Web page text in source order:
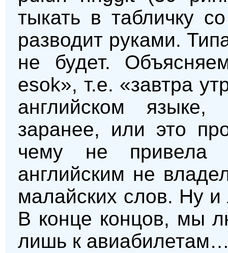
тыкать в табличку
разводит руками.
не будет.
esok», т.е. «завтра
английском
заранее, или это
чему не привела
английским не
малайских слов. Ну
В конце концов, мы
лишь к